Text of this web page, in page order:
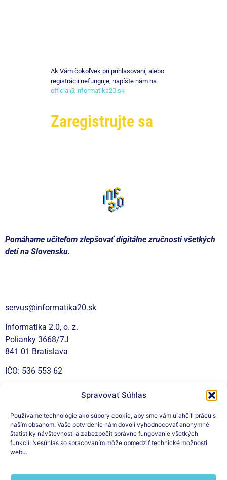
Spravovať Súhlas
Používame technológie ako súbory cookie, aby sme vám uľahčili prácu s
naším obsahom. Vaše potvrdenie nám dovolí vyhodnocovať anonymné
štatistiky návštevnosti a zabezpečiť správne fungovanie všetkých
funkcií. Nesúhlas so spracovaním môže obmedziť technické možnosti
webu.
Ak Vám čokoľvek pri prihlasovaní, alebo
registrácii nefunguje, napíšte nám na
official@informatika20.sk
Zaregistrujte sa
Pomáhame učiteľom zlepšovať digitálne zručnosti všetkých
detí na Slovensku.
servus@informatika20.sk
Informatika 2.0, o. z.
Polianky 3668/7J
841 01 Bratislava
IČO: 536 553 62
Sociálne siete